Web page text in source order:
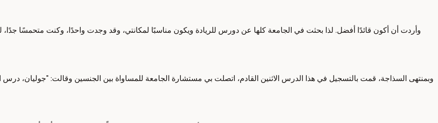
وأردت أن أكون قائدًا أفضل. لذا بحثت في الجامعة كلها عن دورس للريادة ويكون مناسبًا لمكانتي، وقد وجدت واحدًا، وكنت متحمسًا